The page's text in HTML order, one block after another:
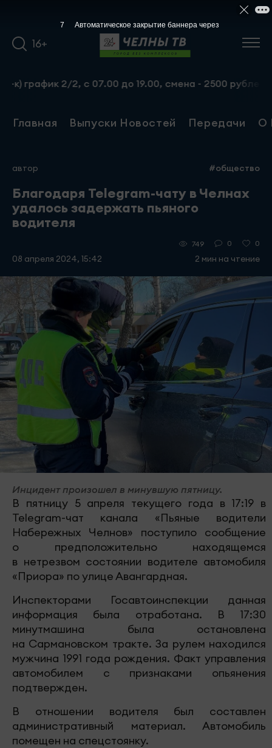
16+
2/2, с 07.00 до 19.00, смена - 2500 рублей. Пр-т
Главная Выпуски Новостей Передачи О
автор #общество
Благодаря Telegram-чату в Челнах
удалось задержать пьяного
водителя
08 апреля 2024, 15:42
749 0 0
2 мин на чтение
Инцидент произошел в минувшую пятницу.
В пятницу 5 апреля текущего года в 17:19 в
Telegram-чат канала «Пьяные водители
Набережных Челнов» поступило сообщение
о предположительно находящемся
в нетрезвом состоянии водителе автомобиля
«Приора» по улице Авангардная.
Инспекторами Госавтоинспекции данная
информация была отработана. В 17:30
минутмашина была остановлена
на Сармановском тракте. За рулем находился
мужчина 1991 года рождения. Факт управления
автомобилем с признаками опьянения
подтвержден.
В отношении водителя был составлен
административный материал. Автомобиль
помещен на спецстоянку.
6 Автоматическое закрытие баннера через